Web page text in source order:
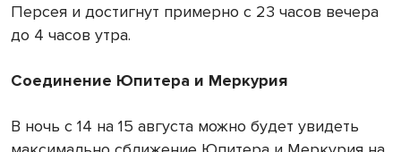
Персея и достигнут примерно с 23 часов вечера
до 4 часов утра.
Соединение Юпитера и Меркурия
В ночь с 14 на 15 августа можно будет увидеть